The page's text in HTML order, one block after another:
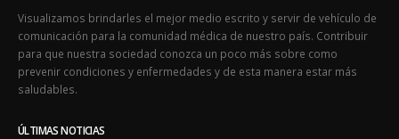
Visualizamos brindarles el mejor medio escrito y servir de vehículo de
comunicación para la comunidad médica de nuestro país. Contribuir
para que nuestra sociedad conozca un poco más sobre como
prevenir condiciones y enfermedades y de esta manera estar más
saludables.
ÚLTIMAS NOTICIAS